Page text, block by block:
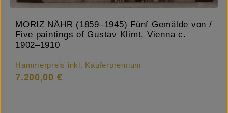
MORIZ NÄHR (1859–1945) Fünf Gemälde von /
Five paintings of Gustav Klimt, Vienna c.
1902–1910
Hammerpreis inkl. Käuferpremium
7.200,00 €